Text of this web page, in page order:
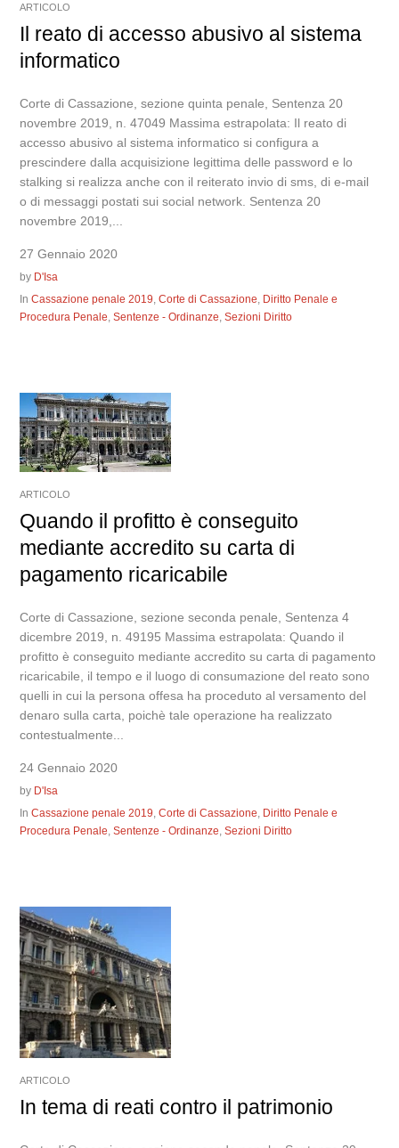
ARTICOLO
Il reato di accesso abusivo al sistema
informatico
Corte di Cassazione, sezione quinta penale, Sentenza 20
novembre 2019, n. 47049 Massima estrapolata: Il reato di
accesso abusivo al sistema informatico si configura a
prescindere dalla acquisizione legittima delle password e lo
stalking si realizza anche con il reiterato invio di sms, di e-mail
o di messaggi postati sui social network. Sentenza 20
novembre 2019,...
27 Gennaio 2020
by D'Isa
InCassazione penale 2019,Corte di Cassazione, Diritto Penale e
Procedura Penale,Sentenze - Ordinanze,Sezioni Diritto
ARTICOLO
Quando il profitto è conseguito
mediante accredito su carta di
pagamento ricaricabile
Corte di Cassazione, sezione seconda penale, Sentenza 4
dicembre 2019, n. 49195 Massima estrapolata: Quando il
profitto è conseguito mediante accredito su carta di pagamento
ricaricabile, il tempo e il luogo di consumazione del reato sono
quelli in cui la persona offesa ha proceduto al versamento del
denaro sulla carta, poichè tale operazione ha realizzato
contestualmente...
24 Gennaio 2020
by D'Isa
InCassazione penale 2019,Corte di Cassazione, Diritto Penale e
Procedura Penale,Sentenze - Ordinanze,Sezioni Diritto
ARTICOLO
In tema di reati contro il patrimonio